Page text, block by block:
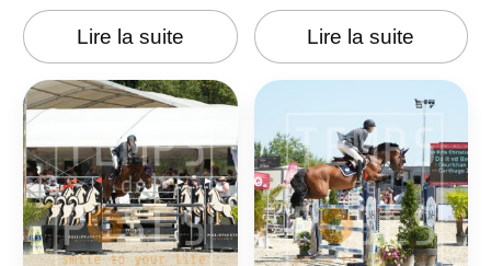
Lire la suite Lire la suite